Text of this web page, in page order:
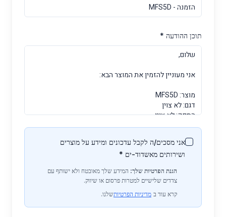
תוכן ההודעה *
אני מסכים/ה לקבל עדכונים ומידע על מוצרים
ושירותים מאשדוד-ים *
הגנת הפרטיות שלך: המידע שלך מאובטח ולא ישותף עם
צדדים שלישיים למטרות פרסום או שיווק.
קרא עוד ב מדיניות הפרטיותשלנו.